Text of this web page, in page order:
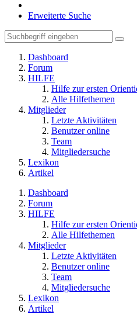
Erweiterte Suche
Dashboard
Forum
HILFE
Hilfe zur ersten
Alle Hilfethemen
Mitglieder
Letzte Aktivitäten
Benutzer online
Team
Mitgliedersuche
Lexikon
Artikel
Dashboard
Forum
HILFE
Hilfe zur ersten
Alle Hilfethemen
Mitglieder
Letzte Aktivitäten
Benutzer online
Team
Mitgliedersuche
Lexikon
Artikel